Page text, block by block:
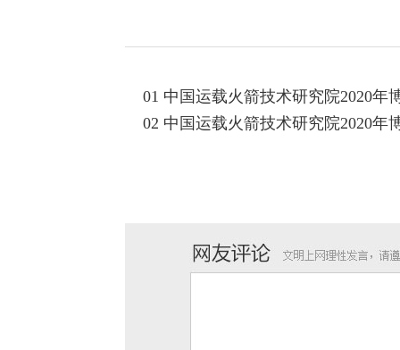
01 中国运载火箭技术研究院2020年
02 中国运载火箭技术研究院2020年